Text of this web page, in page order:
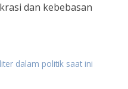
dan kebebasan
dalam politik saat ini